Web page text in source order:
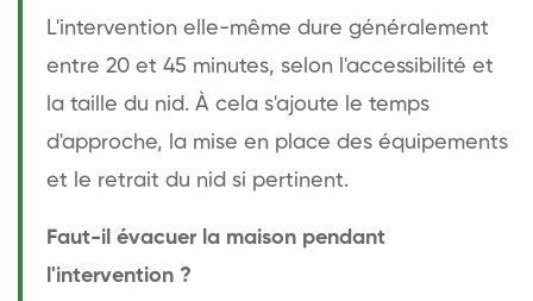
L'intervention elle-même dure généralement
entre 20 et 45 minutes, selon l'accessibilité et
la taille du nid. À cela s'ajoute le temps
d'approche, la mise en place des équipements
et le retrait du nid si pertinent.
Faut-il évacuer la maison pendant
l'intervention ?